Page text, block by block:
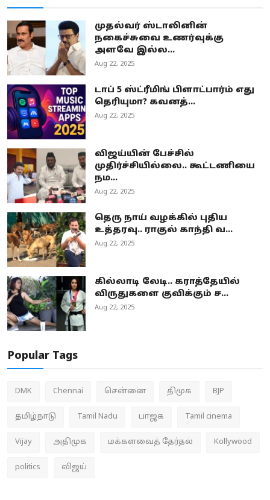
முதல்வர் ஸ்டாலினின்
நகைச்சுவை உணர்வுக்கு
அளவே இல்ல...
Aug 22, 2025
டாப் 5 ஸ்ட்ரீமிங் பிளாட்பார்ம் எது
தெரியுமா? கவனத்...
Aug 22, 2025
விஜய்யின் பேச்சில்
முதிர்ச்சியில்லை.. கூட்டணியை
நம...
Aug 22, 2025
தெரு நாய் வழக்கில் புதிய
உத்தரவு.. ராகுல் காந்தி வ...
Aug 22, 2025
கில்லாடி லேடி.. கராத்தேயில்
விருதுகளை குவிக்கும் ச...
Aug 22, 2025
Popular Tags
DMK Chennai சென்னை திமுக BJP
தமிழ்நாடு Tamil Nadu பாஜக Tamil cinema
Vijay அதிமுக மக்களவைத் தேர்தல் Kollywood
politics விஜய்